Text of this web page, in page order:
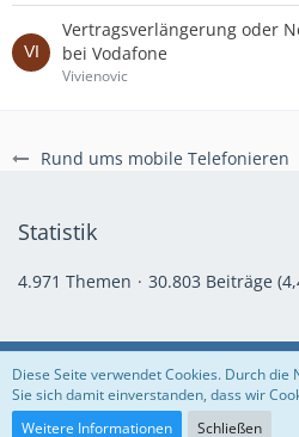
Rund ums mobile Telefonieren
Vertragsverlängerung oder
bei Vodafone
Vivienovic
Statistik
4.971 Themen 30.803 Beiträge
Regeln Datenschutzerklärung
Community-Software:
Diese Seite verwendet Cookies. Durch
Sie sich damit einverstanden, dass wir
Weitere Informationen
Schließen